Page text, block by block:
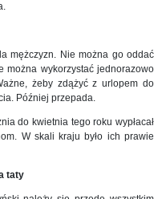
Nie można go oddać
można wykorzystać jednorazowo
żeby zdążyć z urlopem do
Później przepada.
kwietnia tego roku wypłacał
W skali kraju było ich prawie
taty